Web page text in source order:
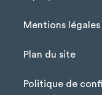
Menu Pied de
Mentions légales
Plan du site
Politique de